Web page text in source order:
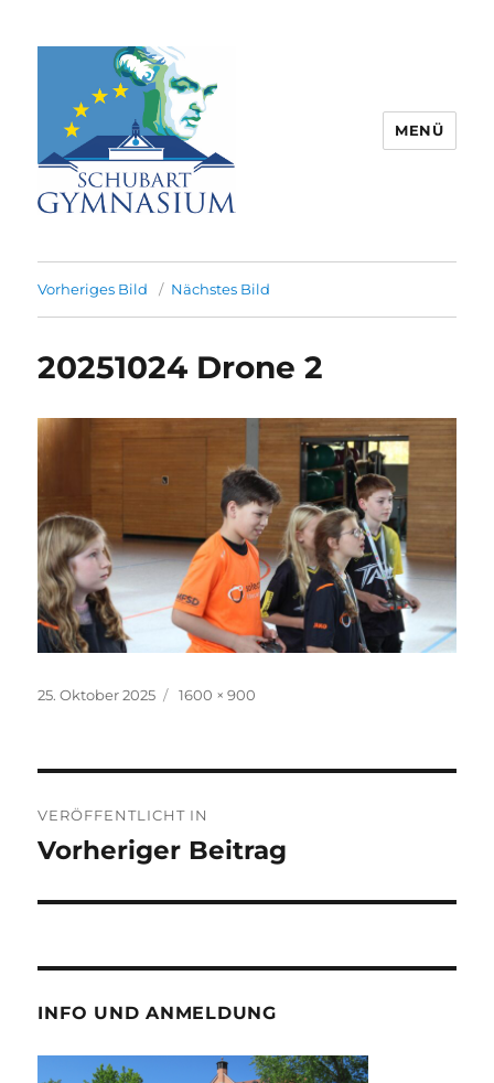
Partnerschule für Europa |
Rombacherstr. 30 | 73430 Aalen
MENÜ
Vorheriges Bild Nächstes Bild
20251024 Drone 2
Veröffentlicht
25. Oktober 2025
Volle
1600 × 900
VERÖFFENTLICHT IN
Vorheriger Beitrag
INFO UND ANMELDUNG